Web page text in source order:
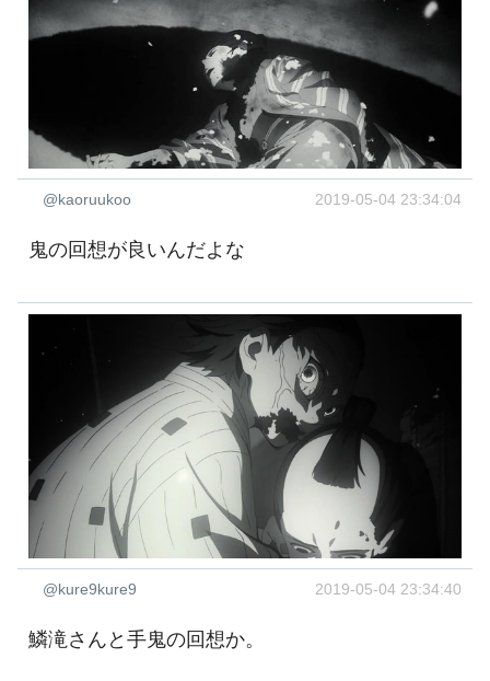
@kaoruukoo 2019-05-04 23:34:04
鬼の回想が良いんだよな
@kure9kure9 2019-05-04 23:34:40
鱗滝さんと手鬼の回想か。